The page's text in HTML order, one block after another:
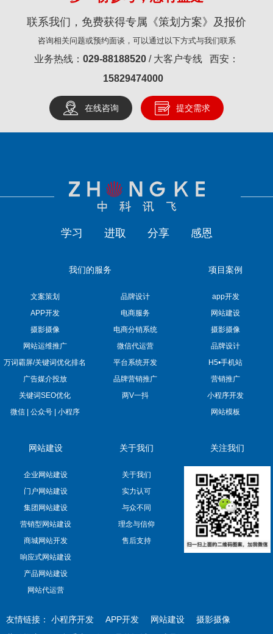
联系我们，免费获得专属《策划方案》及报价
咨询相关问题或预约面谈，可以通过以下方式与我们联系
业务热线： 029-88188520 / 大客户专线 西安：
15829474000
在线咨询 提交需求
学习 进取 分享 感恩
我们的服务
文案策划
品牌设计
APP开发
电商服务
摄影摄像
电商分销系统
网站运维推广
微信代运营
万词霸屏/关键词优化排名
平台系统开发
广告媒介投放
品牌营销推广
关键词SEO优化
两V一抖
微信 | 公众号 | 小程序
项目案例
app开发
网站建设
摄影摄像
品牌设计
H5•手机站
营销推广
小程序开发
网站模板
网站建设
企业网站建设
门户网站建设
集团网站建设
营销型网站建设
商城网站开发
响应式网站建设
产品网站建设
网站代运营
关于我们
关于我们
实力认可
与众不同
理念与信仰
售后支持
关注我们
友情链接： 小程序开发 APP开发 网站建设
摄影摄像